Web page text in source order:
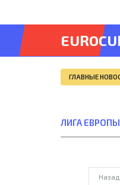
ГЛАВНЫЕ
ЛИГА
Назад